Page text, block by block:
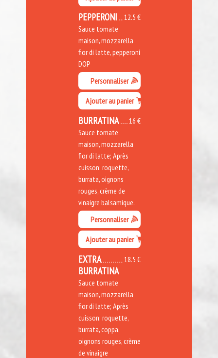
12.5 €
PEPPERONI
Sauce tomate
maison, mozzarella
fior di latte, pepperoni
DOP
Personnaliser
Ajouter au panier
16 €
BURRATINA
Sauce tomate
maison, mozzarella
fior di latte; Après
cuisson: roquette,
burrata, oignons
rouges, crème de
vinaigre balsamique.
Personnaliser
Ajouter au panier
18.5 €
EXTRA
BURRATINA
Sauce tomate
maison, mozzarella
fior di latte; Après
cuisson: roquette,
burrata, coppa,
oignons rouges, crème
de vinaigre